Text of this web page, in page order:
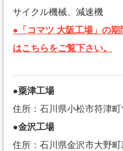
サイクル機械、減速機
●「コマツ 大阪工場」の
はこちらをご覧下さい。
●粟津工場
住所：石川県小松市符津町
●金沢工場
住所：石川県金沢市大野町